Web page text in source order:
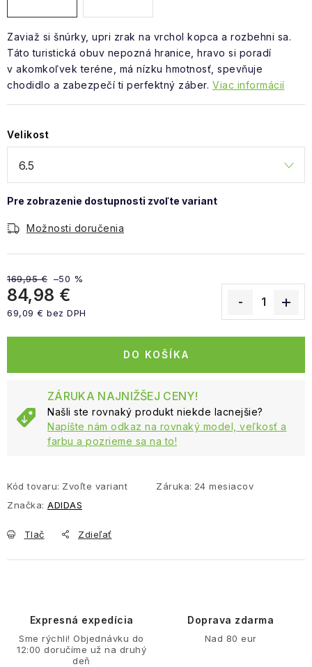
Zaviaž si šnúrky, upri zrak na vrchol kopca a rozbehni sa.
Táto turistická obuv nepozná hranice, hravo si poradí
v akomkoľvek teréne, má nízku hmotnosť, spevňuje
chodidlo a zabezpečí ti perfektný záber. Viac informácií
Velikost
Možnosti doručenia
169,95 € –50 %
84,98 €
69,09 € bez DPH
DO KOŠÍKA
ZÁRUKA NAJNIŽŠEJ CENY!
Našli ste rovnaký produkt niekde lacnejšie?
Napíšte nám odkaz na rovnaký model, veľkosť a
farbu a pozrieme sa na to!
Kód tovaru: Zvoľte variant Záruka: 24 mesiacov
Značka: ADIDAS
Tlač Zdieľať
Expresná expedícia
Sme rýchli! Objednávku do
12:00 doručíme už na druhý
deň
Doprava zdarma
Nad 80 eur